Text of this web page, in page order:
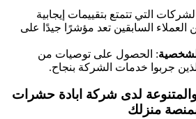
التي تتمتع بتقييمات إيجابية
السابقين تعد مؤشرًا جيدًا على
: الحصول على توصيات من
الذين جربوا خدمات الشركة بنجاح.
لدى شركة ابادة حشرات
منزلك